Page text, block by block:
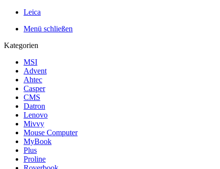
Leica
Menü schließen
Kategorien
MSI
Advent
Ahtec
Casper
CMS
Datron
Lenovo
Mivvy
Mouse Computer
MyBook
Plus
Proline